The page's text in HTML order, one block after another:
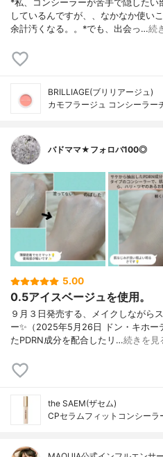
*私、コンシーラーが苦手で隠したい
しているんですが、、なかなか使い
余計汚くなる。。⁡*でも、出会っ…続
BRILLIAGE(ブリリアージュ)
カモフラージュ コンシーラー
バドママ★フォロバ100◎
5.00
0.5アイスベージュを使用。
９月３日発売する、メイクしながら
ー✨（2025年5月26日 ドン・キホー
たPDRN成分を配合したリ…続きを見
the SAEM(ザセム)
CPセラムフィットコンシーラ